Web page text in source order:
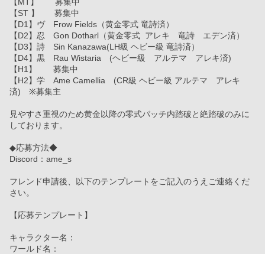
【ST 】　   募集中
【D1】ヴ　Frow Fields（黄金零式 竜詩済）
【D2】忍　Gon Dotharl（黄金零式  アレキ　竜詩　エデン済）
【D3】詩　Sin Kanazawa(LH級 ヘビー級 竜詩済）
【D4】黒　Rau Wistaria　(ヘビー級　アルテマ　アレキ済)
【H1】　　募集中
【H2】学　Ame Camellia　(CR級 ヘビー級 アルテマ　アレキ
済)　※募集主
見やすさ重視のため黄金以降の零式パッチ内踏破と絶踏破のみに
しております。
◆応募方法◆
Discord：ame_s
フレンド申請後、以下のテンプレートをご記入のうえご連絡くだ
さい。
【応募テンプレート】
キャラクター名：
ワールド名：